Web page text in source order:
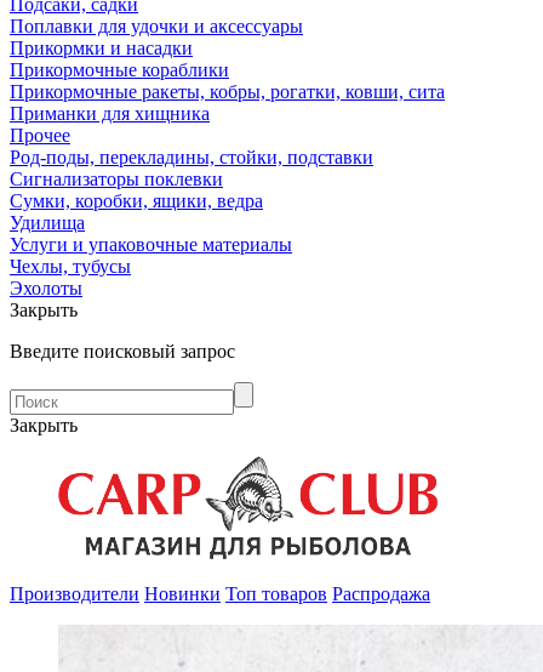
Подсаки, садки
Поплавки для удочки и аксессуары
Прикормки и насадки
Прикормочные кораблики
Прикормочные ракеты, кобры, рогатки, ковши, сита
Приманки для хищника
Прочее
Род-поды, перекладины, стойки, подставки
Сигнализаторы поклевки
Сумки, коробки, ящики, ведра
Удилища
Услуги и упаковочные материалы
Чехлы, тубусы
Эхолоты
Закрыть
Введите поисковый запрос
Закрыть
Производители Новинки Топ товаров Распродажа